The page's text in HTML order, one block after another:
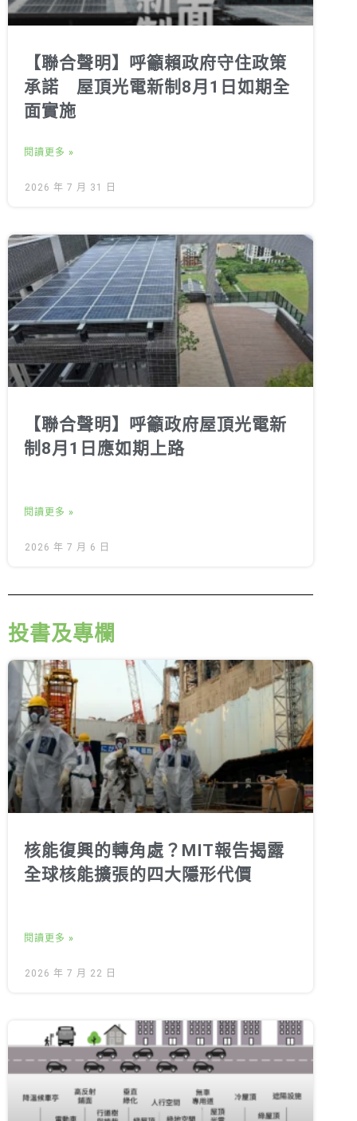
【聯合聲明】呼籲賴政府守住政策
承諾 屋頂光電新制8月1日如期全
面實施
閱讀更多 »
2026 年 7 月 31 日
【聯合聲明】呼籲政府屋頂光電新
制8月1日應如期上路
閱讀更多 »
2026 年 7 月 6 日
投書及專欄
核能復興的轉角處？MIT報告揭露
全球核能擴張的四大隱形代價
閱讀更多 »
2026 年 7 月 22 日